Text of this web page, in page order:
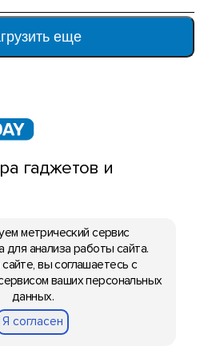
еще
гаджетов и
Все права
материалов с сайта
ссылки на данный ресурс.
метрический сервис
для анализа работы сайта.
вы соглашаетесь с
ваших персональных
данных.
Я согласен